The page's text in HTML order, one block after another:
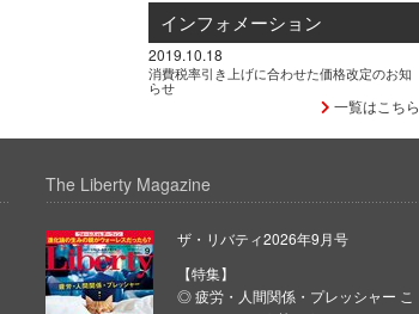
インフォメーション
2019.10.18
消費税率引き上げに合わせた価格改定のお知
らせ
一覧はこちら
The Liberty Magazine
ザ・リバティ2026年9月号
【特集】
◎ 疲労・人間関係・プレッシャー こ